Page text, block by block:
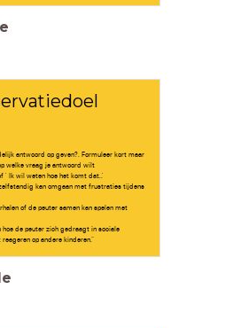
antwoord op geven?. Formuleer kort maar
welke vraag je antwoord wilt
' Ik wil weten hoe het komt dat..'
kan omgaan met frustraties tijdens
of de peuter samen kan spelen met
de peuter zich gedraagt in sociale
op andere kinderen."